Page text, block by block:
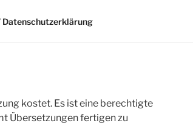
Datenschutzerklärung
kostet. Es ist eine berechtigte
Übersetzungen fertigen zu